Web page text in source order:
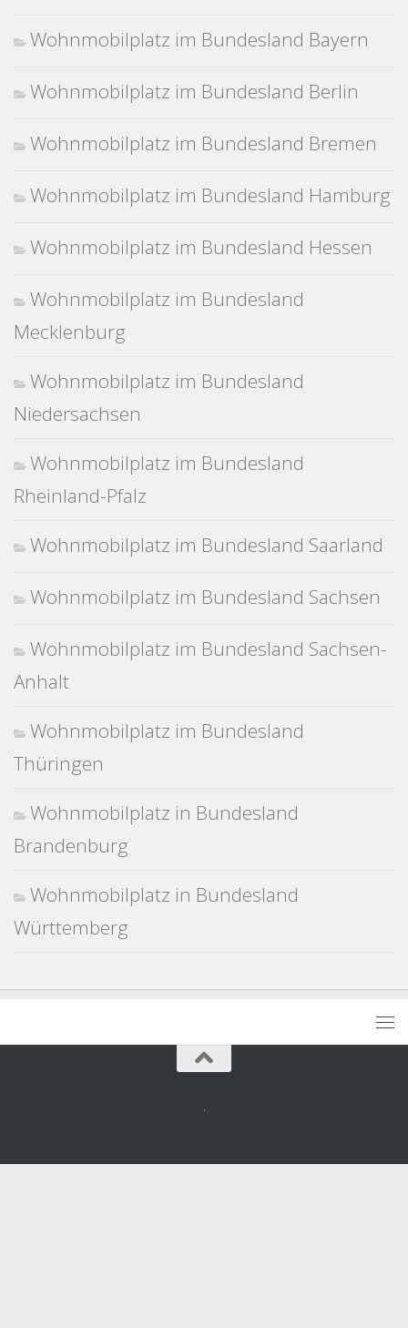
Wohnmobilplatz im Bundesland Bayern
Wohnmobilplatz im Bundesland Berlin
Wohnmobilplatz im Bundesland Bremen
Wohnmobilplatz im Bundesland Hamburg
Wohnmobilplatz im Bundesland Hessen
Wohnmobilplatz im Bundesland
Mecklenburg
Wohnmobilplatz im Bundesland
Niedersachsen
Wohnmobilplatz im Bundesland
Rheinland-Pfalz
Wohnmobilplatz im Bundesland Saarland
Wohnmobilplatz im Bundesland Sachsen
Wohnmobilplatz im Bundesland Sachsen-
Anhalt
Wohnmobilplatz im Bundesland
Thüringen
Wohnmobilplatz in Bundesland
Brandenburg
Wohnmobilplatz in Bundesland
Württemberg
.